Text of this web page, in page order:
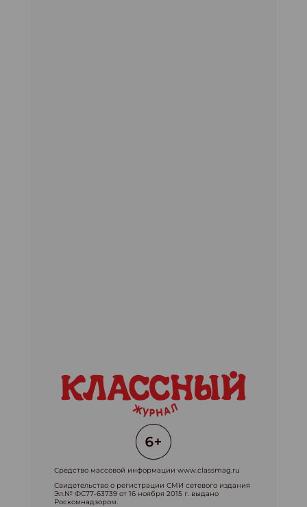
Средство массовой информации www.classmag.ru
Свидетельство о регистрации СМИ сетевого издания
Эл.№ ФС77-63739 от 16 ноября 2015 г. выдано
Роскомнадзором.